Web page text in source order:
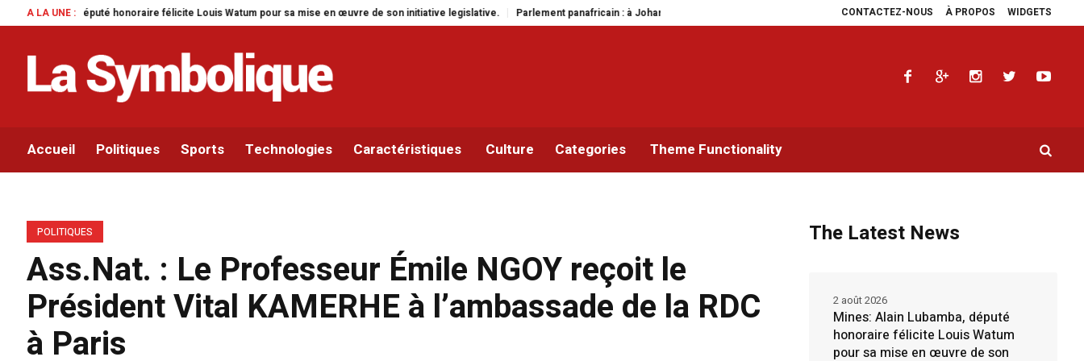
CONTACTEZ-NOUS À PROPOS WIDGETS
A LA UNE :
Louis Watum pour sa mise en œuvre de son initiative legislative. Parlement panafricain : à Johannesburg, Aimé Boji Sangara multiplie les plaidoyers en faveur de la RDC. Parlement panafricain : à Johannesburg, Aimé
Accueil Politiques Sports Technologies Caractéristiques Culture Categories Theme Functionality
POLITIQUES
Ass.Nat. : Le Professeur Émile NGOY reçoit le
Président Vital KAMERHE à l’ambassade de la RDC
à Paris
The Latest News
Mines: Alain Lubamba, député
honoraire félicite Louis Watum
pour sa mise en œuvre de son
2 août 2026